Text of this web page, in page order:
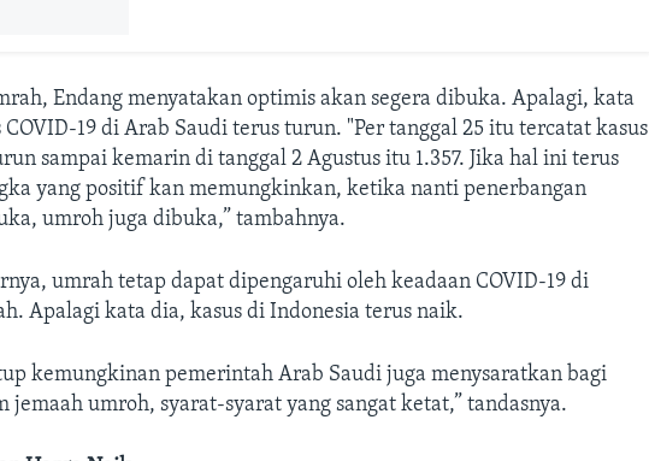
Endang menyatakan optimis akan segera dibuka. Apalagi, kata
19 di Arab Saudi terus turun. "Per tanggal 25 itu tercatat kasus
sampai kemarin di tanggal 2 Agustus itu 1.357. Jika hal ini terus
yang positif kan memungkinkan, ketika nanti penerbangan
umroh juga dibuka,” tambahnya.
umrah tetap dapat dipengaruhi oleh keadaan COVID-19 di
Apalagi kata dia, kasus di Indonesia terus naik.
kemungkinan pemerintah Arab Saudi juga menysaratkan bagi
jemaah umroh, syarat-syarat yang sangat ketat,” tandasnya.